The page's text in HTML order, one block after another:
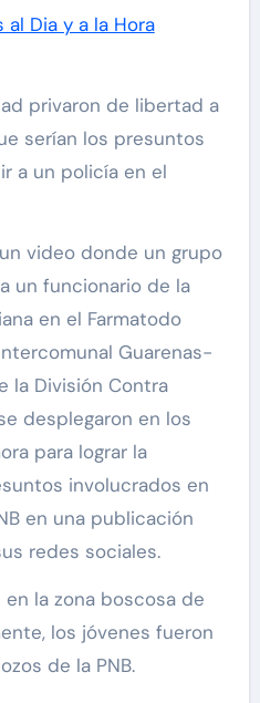
Dia y a la Hora
serían los presuntos
a un policía en el
video donde un grupo
un funcionario de la
en el Farmatodo
Guarenas-
la División Contra
desplegaron en los
para lograr la
involucrados en
en una publicación
redes sociales.
la zona boscosa de
los jóvenes fueron
de la PNB.